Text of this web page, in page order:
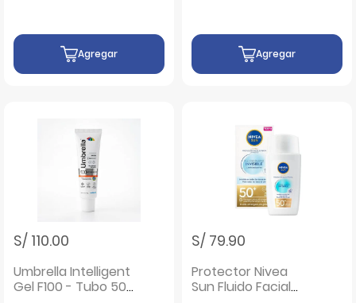
Agregar Agregar
S/ 110.00
Umbrella Intelligent
Gel F100 - Tubo 50
S/ 79.90
Protector Nivea
Sun Fluido Facial